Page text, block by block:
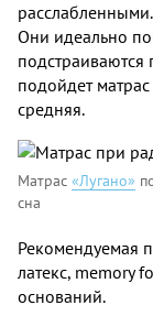
Они идеально
подойдет
средняя.
Матрас «Лугано»
сна
Рекомендуемая
латекс, memory
оснований.